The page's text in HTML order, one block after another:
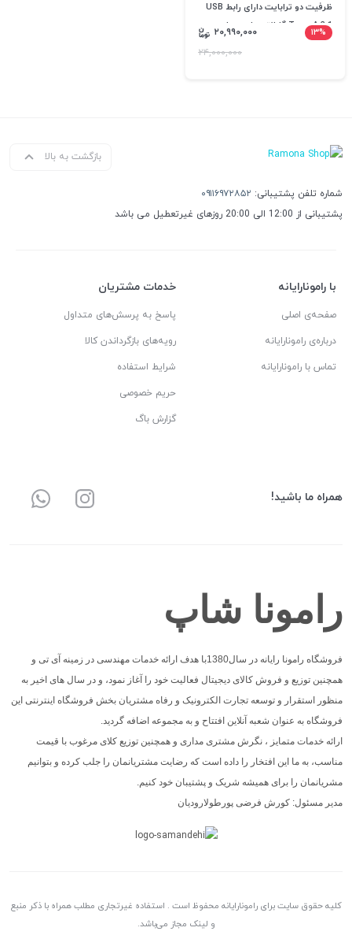
ظرفیت دو ترابایت دارای رابط USB
Type-A 3.1 گارانتی داده پردازی
۱۳%
۲۰,۹۹۰,۰۰۰
۲۴,۰۰۰,۰۰۰
بازگشت به بالا
شماره تلفن پشتیبانی: ۰۹۱۱۶۹۷۲۸۵۲
پشتیبانی از 12:00 الی 20:00 روزهای غیرتعطیل می باشد
با رامونارایانه
صفحه‌ی اصلی
درباره‌ی رامونارایانه
تماس با رامونارایانه
خدمات مشتریان
پاسخ به پرسش‌های متداول
رویه‌های بازگرداندن کالا
شرایط استفاده
حریم خصوصی
گزارش باگ
همراه ما باشید!
رامونا شاپ
فروشگاه رامونا رایانه در سال1380با هدف ارائه خدمات مهندسی در زمینه آی تی و
همچنین توزیع و فروش کالای دیجیتال فعالیت خود را آغاز نمود، و در سال های اخیر به
منظور استقرار و توسعه تجارت الکترونیک و رفاه مشتریان بخش فروشگاه اینترنتی این
فروشگاه به عنوان شعبه آنلاین افتتاح و به مجموعه اضافه گردید.
ارائه خدمات متمایز ، نگرش مشتری مداری و همچنین توزیع کلای مرغوب با قیمت
مناسب، به ما این افتخار را داده است که رضایت مشتریانمان را جلب کرده و بتوانیم
مشریانمان را برای همیشه شریک و پشتیبان خود کنیم.
مدیر مسئول: کورش فرضی پورطولارودیان
کلیه حقوق سایت برای رامونارایانه محفوظ است . استفاده غیرتجاری مطلب همراه با ذکر منبع
و لینک مجاز می‌باشد.